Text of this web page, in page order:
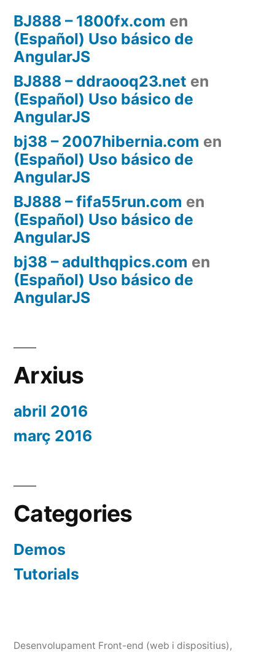
BJ888 – 1800fx.com en
(Español) Uso básico de
AngularJS
BJ888 – ddraooq23.net en
(Español) Uso básico de
AngularJS
bj38 – 2007hibernia.com en
(Español) Uso básico de
AngularJS
BJ888 – fifa55run.com en
(Español) Uso básico de
AngularJS
bj38 – adulthqpics.com en
(Español) Uso básico de
AngularJS
Arxius
abril 2016
març 2016
Categories
Demos
Tutorials
Desenvolupament Front-end (web i dispositius),